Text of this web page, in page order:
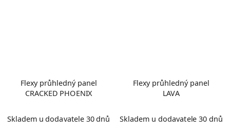
Flexy průhledný panel
CRACKED PHOENIX
Skladem u dodavatele 30 dnů
Flexy průhledný panel
LAVA
Skladem u dodavatele 30 dnů